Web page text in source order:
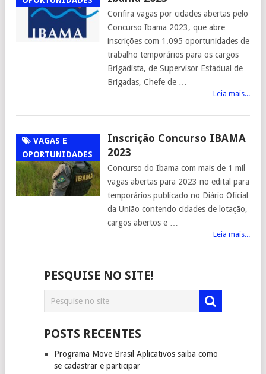
Confira vagas por cidades abertas pelo
Concurso Ibama 2023, que abre
inscrições com 1.095 oportunidades de
trabalho temporários para os cargos
Brigadista, de Supervisor Estadual de
Brigadas, Chefe de …
Leia mais...
VAGAS E
OPORTUNIDADES
Inscrição Concurso IBAMA
2023
Concurso do Ibama com mais de 1 mil
vagas abertas para 2023 no edital para
temporários publicado no Diário Oficial
da União contendo cidades de lotação,
cargos abertos e …
Leia mais...
PESQUISE NO SITE!
POSTS RECENTES
Programa Move Brasil Aplicativos saiba como
se cadastrar e participar